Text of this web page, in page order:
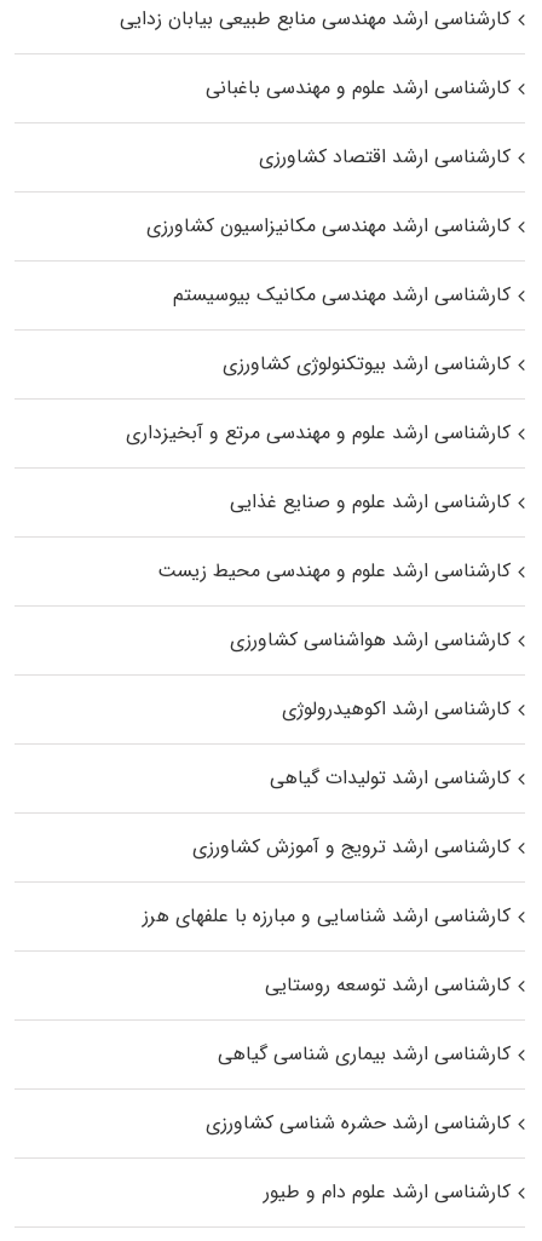
کارشناسی ارشد مهندسی منابع طبیعی بیابان زدایی
کارشناسی ارشد علوم و مهندسی باغبانی
کارشناسی ارشد اقتصاد کشاورزی
کارشناسی ارشد مهندسی مکانیزاسیون کشاورزی
کارشناسی ارشد مهندسی مکانیک بیوسیستم
کارشناسی ارشد بیوتکنولوژی کشاورزی
کارشناسی ارشد علوم و مهندسی مرتع و آبخیزداری
کارشناسی ارشد علوم و صنایع غذایی
کارشناسی ارشد علوم و مهندسی محیط زیست
کارشناسی ارشد هواشناسی کشاورزی
کارشناسی ارشد اکوهیدرولوژی
کارشناسی ارشد تولیدات گیاهی
کارشناسی ارشد ترویج و آموزش کشاورزی
کارشناسی ارشد شناسایی و مبارزه با علفهای هرز
کارشناسی ارشد توسعه روستایی
کارشناسی ارشد بیماری‌ شناسی گیاهی
کارشناسی ارشد حشره‌ شناسی کشاورزی
کارشناسی ارشد علوم دام و طیور